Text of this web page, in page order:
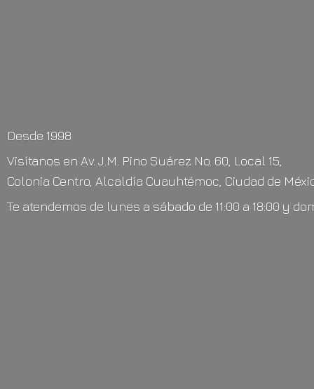
Desde 1998
Visítanos en Av. J.M. Pino Suárez No. 60, Local 15,
Colonia Centro, Alcaldía Cuauhtémoc, Ciudad de
Te atendemos de lunes a sábado de 11:00 a 18:00 y